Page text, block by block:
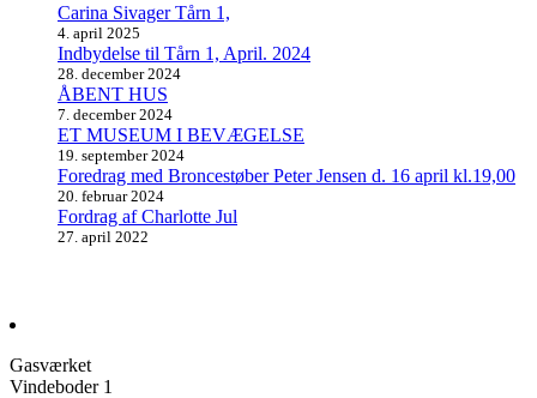
Carina Sivager Tårn 1,
4. april 2025
Indbydelse til Tårn 1, April. 2024
28. december 2024
ÅBENT HUS
7. december 2024
ET MUSEUM I BEVÆGELSE
19. september 2024
Foredrag med Broncestøber Peter Jensen d. 16 april kl.19,00
20. februar 2024
Fordrag af Charlotte Jul
27. april 2022
Gasværket
Vindeboder 1